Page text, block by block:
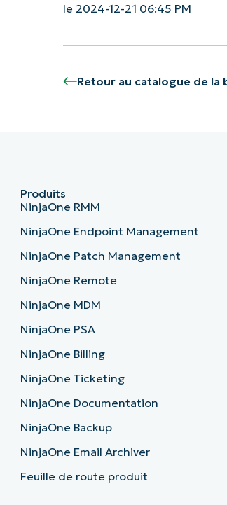
le 2024-12-21 06:45 PM
Retour au catalogue de la
Produits
NinjaOne RMM
NinjaOne Endpoint Management
NinjaOne Patch Management
NinjaOne Remote
NinjaOne MDM
NinjaOne PSA
NinjaOne Billing
NinjaOne Ticketing
NinjaOne Documentation
NinjaOne Backup
NinjaOne Email Archiver
Feuille de route produit